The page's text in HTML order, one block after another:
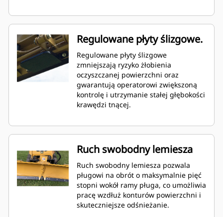
Regulowane płyty ślizgowe.
Regulowane płyty ślizgowe
zmniejszają ryzyko żłobienia
oczyszczanej powierzchni oraz
gwarantują operatorowi zwiększoną
kontrolę i utrzymanie stałej głębokości
krawędzi tnącej.
Ruch swobodny lemiesza
Ruch swobodny lemiesza pozwala
pługowi na obrót o maksymalnie pięć
stopni wokół ramy pługa, co umożliwia
pracę wzdłuż konturów powierzchni i
skuteczniejsze odśnieżanie.